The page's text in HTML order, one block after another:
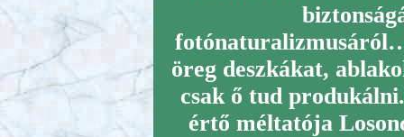
öreg deszkákat,
csak ő tud
értő méltatója